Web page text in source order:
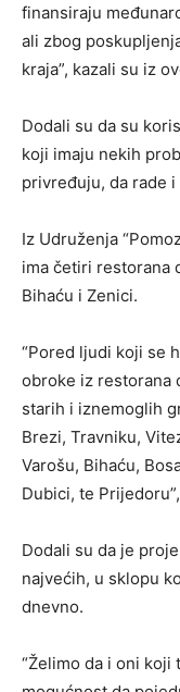
finansiraju
ali zbog
kraja”, kazali su iz
Dodali su da su
koji imaju nekih
privređuju, da rade
Iz Udruženja
ima četiri restorana
Bihaću i Zenici.
“Pored ljudi koji se
obroke iz restorana
starih i iznemoglih
Brezi, Travniku,
Varošu, Bihaću,
Dubici, te
Dodali su da je
najvećih, u sklopu
dnevno.
“Želimo da i oni